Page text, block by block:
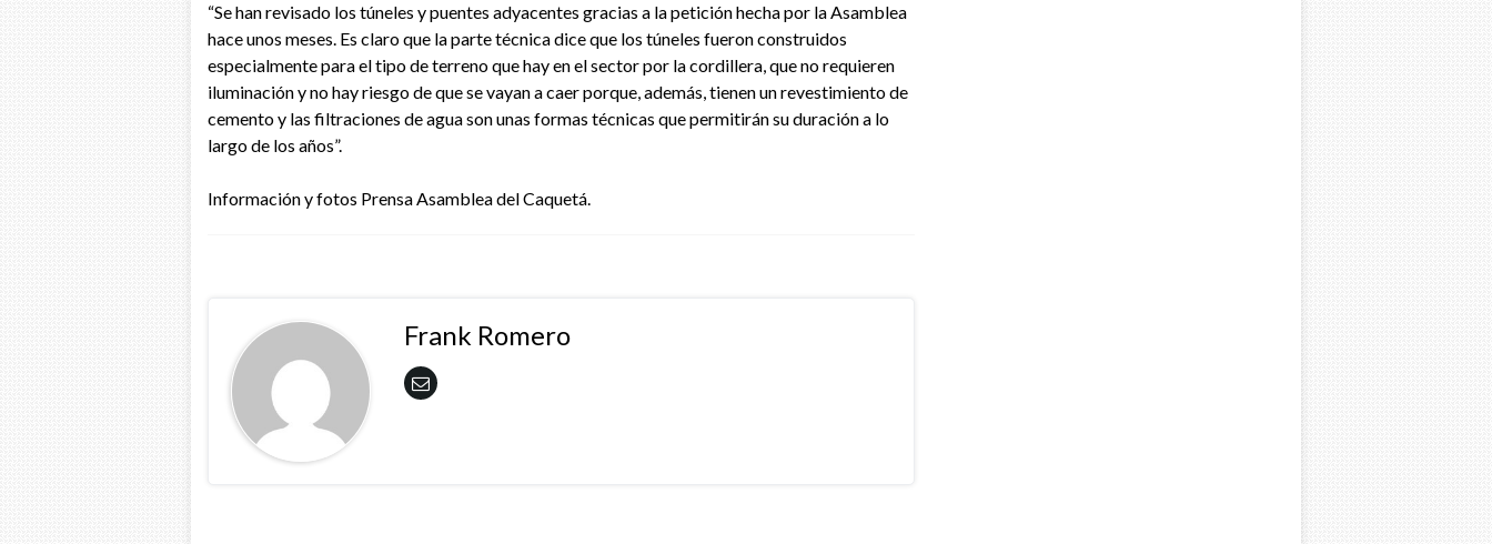
“Se han revisado los túneles y puentes adyacentes gracias a la petición hecha por la Asamblea
hace unos meses. Es claro que la parte técnica dice que los túneles fueron construidos
especialmente para el tipo de terreno que hay en el sector por la cordillera, que no requieren
iluminación y no hay riesgo de que se vayan a caer porque, además, tienen un revestimiento de
cemento y las filtraciones de agua son unas formas técnicas que permitirán su duración a lo
largo de los años”.
Información y fotos Prensa Asamblea del Caquetá.
Frank Romero